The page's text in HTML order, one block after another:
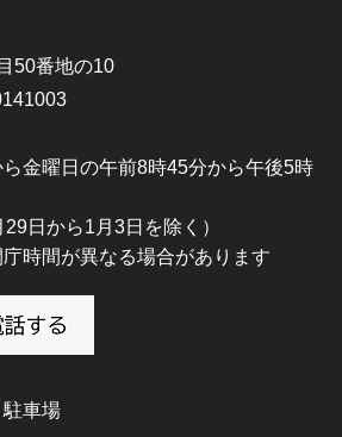
50番地の10
金曜日の午前8時45分から午後5時
29日から1月3日を除く）
時間が異なる場合があります
車場